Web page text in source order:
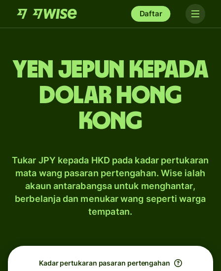
Daftar
yen Jepun kepada
dolar Hong
Kong
Tukar JPY kepada HKD pada kadar pertukaran
mata wang pasaran pertengahan. Wise ialah
akaun antarabangsa untuk menghantar,
berbelanja dan menukar wang seperti warga
tempatan.
Kadar pertukaran pasaran pertengahan